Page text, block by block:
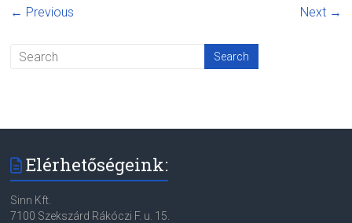
← Previous Next →
Elérhetőségeink:
Sinn Kft.
7100 Szekszárd Rákóczi F. u. 15.